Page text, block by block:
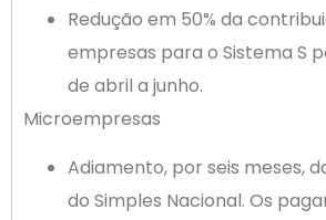
Redução em 50% da
empresas para o Sistema S
de abril a junho.
Microempresas
Adiamento, por seis meses,
do Simples Nacional. Os